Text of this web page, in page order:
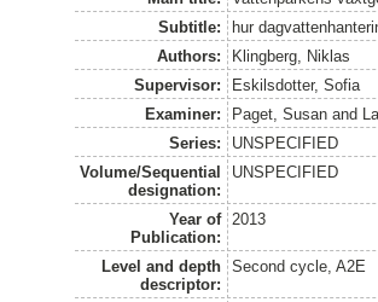
Subtitle:
hur
Authors:
Klingberg, Niklas
Supervisor:
Eskilsdotter, Sofia
Examiner:
Paget, Susan and
Series:
UNSPECIFIED
Volume/Sequential
designation:
UNSPECIFIED
Year of
Publication:
2013
Level and depth
descriptor:
Second cycle, A2E